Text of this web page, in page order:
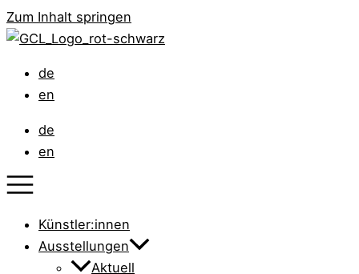
Zum Inhalt springen
de
en
de
en
Künstler:innen
Ausstellungen
Aktuell